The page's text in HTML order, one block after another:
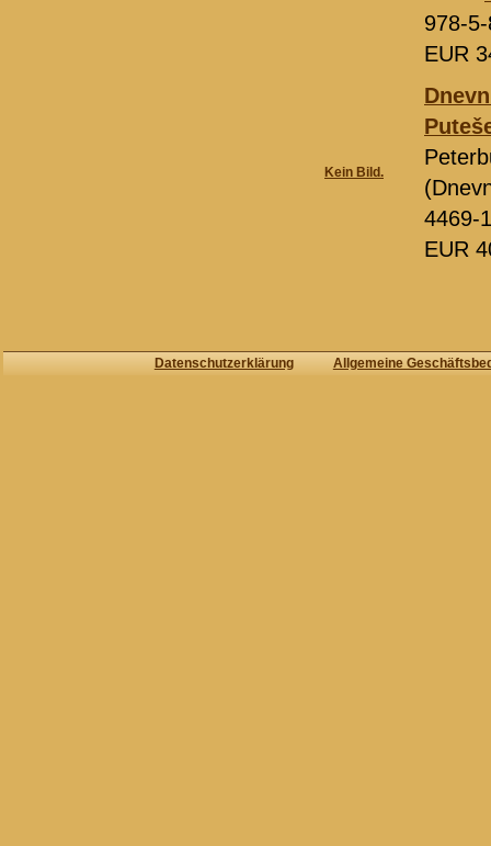
978-
EUR
Kein Bild.
4469-
EUR
Datenschutzerklärung Allgemeine